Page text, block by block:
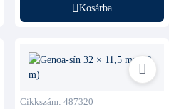
Kosárba
Cikkszám: 487320